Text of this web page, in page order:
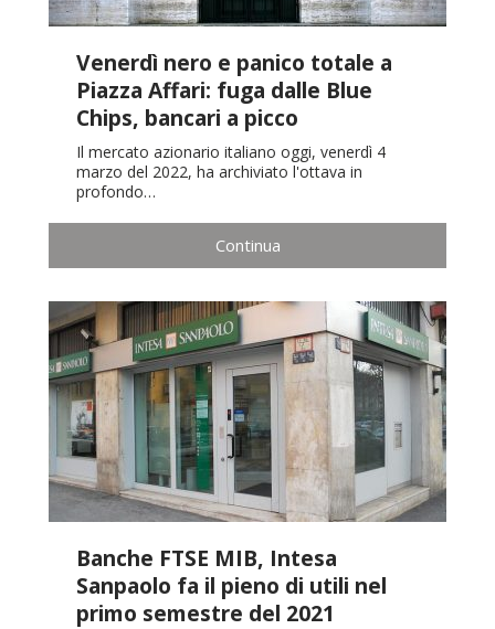
Venerdì nero e panico totale a
Piazza Affari: fuga dalle Blue
Chips, bancari a picco
Il mercato azionario italiano oggi, venerdì 4
marzo del 2022, ha archiviato l'ottava in
profondo…
Continua
Banche FTSE MIB, Intesa
Sanpaolo fa il pieno di utili nel
primo semestre del 2021